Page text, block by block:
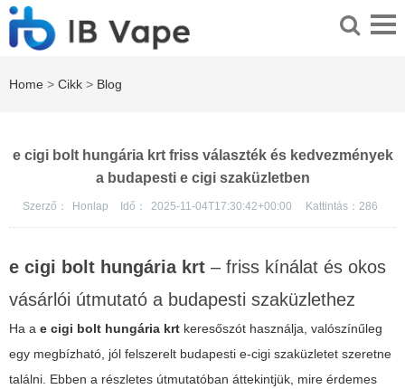
Home > Cikk > Blog
e cigi bolt hungária krt friss választék és kedvezmények
a budapesti e cigi szaküzletben
Szerző： Honlap Idő： 2025-11-04T17:30:42+00:00 Kattintás： 286
e cigi bolt hungária krt – friss kínálat és okos
vásárlói útmutató a budapesti szaküzlethez
Ha a e cigi bolt hungária krt keresőszót használja, valószínűleg
egy megbízható, jól felszerelt budapesti e-cigi szaküzletet szeretne
találni. Ebben a részletes útmutatóban áttekintjük, mire érdemes